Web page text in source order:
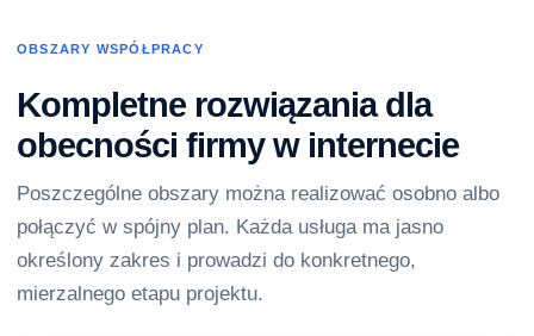
OBSZARY WSPÓŁPRACY
Kompletne rozwiązania dla
obecności firmy w internecie
Poszczególne obszary można realizować osobno albo
połączyć w spójny plan. Każda usługa ma jasno
określony zakres i prowadzi do konkretnego,
mierzalnego etapu projektu.